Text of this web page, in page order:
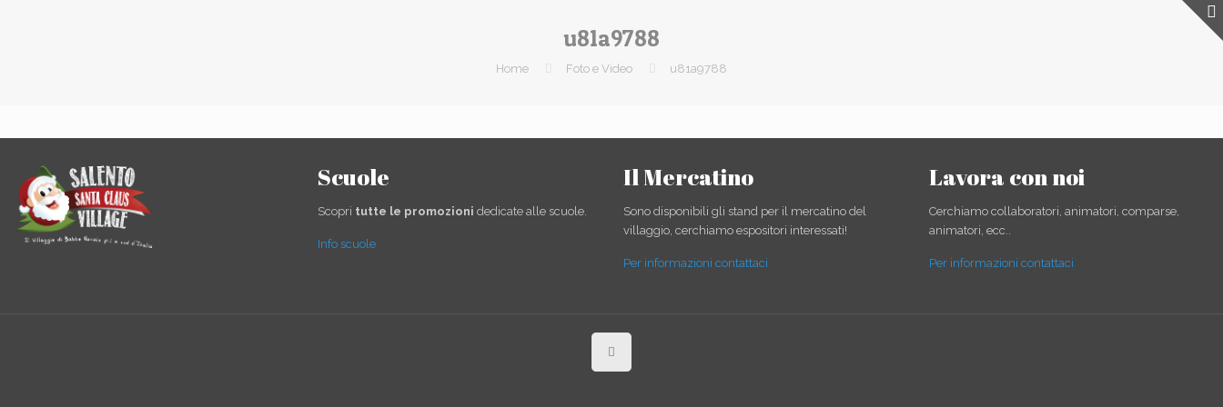
u81a9788
Home Foto e Video u81a9788
Scuole
Scopri tutte le promozioni dedicate alle scuole.
Info scuole
Il Mercatino
Sono disponibili gli stand per il mercatino del
villaggio, cerchiamo espositori interessati!
Per informazioni contattaci
Lavora con noi
Cerchiamo collaboratori, animatori, comparse,
animatori, ecc..
Per informazioni contattaci